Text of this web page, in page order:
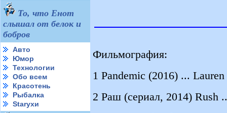
То, что Енот
слышал от белок и
бобров
Авто
Юмор
Технологии
Обо всем
Красотень
Рыбалка
Starухи
Фильмография:
1 Pandemic (2016) ... Lauren
2 Раш (сериал, 2014) Rush